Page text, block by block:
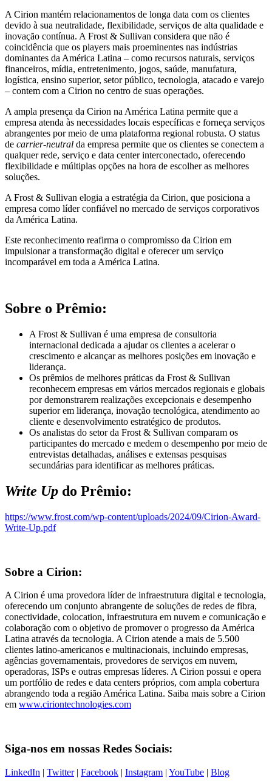
A Cirion mantém relacionamentos de longa data com os clientes
devido à sua neutralidade, flexibilidade, serviços de alta qualidade e
inovação contínua. A Frost & Sullivan considera que não é
coincidência que os players mais proeminentes nas indústrias
dominantes da América Latina – como recursos naturais, serviços
financeiros, mídia, entretenimento, jogos, saúde, manufatura,
logística, ensino superior, setor público, tecnologia, atacado e varejo
– contem com a Cirion no centro de suas operações.
A ampla presença da Cirion na América Latina permite que a
empresa atenda às necessidades locais específicas e forneça serviços
abrangentes por meio de uma plataforma regional robusta. O status
de carrier-neutral da empresa permite que os clientes se conectem a
qualquer rede, serviço e data center interconectado, oferecendo
flexibilidade e múltiplas opções na hora de escolher as melhores
soluções.
A Frost & Sullivan elogia a estratégia da Cirion, que posiciona a
empresa como líder confiável no mercado de serviços corporativos
da América Latina.
Este reconhecimento reafirma o compromisso da Cirion em
impulsionar a transformação digital e oferecer um serviço
incomparável em toda a América Latina.
Sobre o Prêmio:
A Frost & Sullivan é uma empresa de consultoria
internacional dedicada a ajudar os clientes a acelerar o
crescimento e alcançar as melhores posições em inovação e
liderança.
Os prêmios de melhores práticas da Frost & Sullivan
reconhecem empresas em vários mercados regionais e globais
por demonstrarem realizações excepcionais e desempenho
superior em liderança, inovação tecnológica, atendimento ao
cliente e desenvolvimento estratégico de produtos.
Os analistas do setor da Frost & Sullivan comparam os
participantes do mercado e medem o desempenho por meio de
entrevistas detalhadas, análises e extensas pesquisas
secundárias para identificar as melhores práticas.
Write Up do Prêmio:
https://www.frost.com/wp-content/uploads/2024/09/Cirion-Award-
Write-Up.pdf
Sobre a Cirion:
A Cirion é uma provedora líder de infraestrutura digital e tecnologia,
oferecendo um conjunto abrangente de soluções de redes de fibra,
conectividade, colocation, infraestrutura em nuvem e comunicação e
colaboração com o objetivo de promover o progresso da América
Latina através da tecnologia. A Cirion atende a mais de 5.500
clientes latino-americanos e multinacionais, incluindo empresas,
agências governamentais, provedores de serviços em nuvem,
operadoras, ISPs e outras empresas líderes. A Cirion possui e opera
um portfólio de redes e data centers próprios, com ampla cobertura
abrangendo toda a região América Latina. Saiba mais sobre a Cirion
em www.ciriontechnologies.com
Siga-nos em nossas Redes Sociais:
LinkedIn | Twitter| Facebook | Instagram | YouTube | Blog